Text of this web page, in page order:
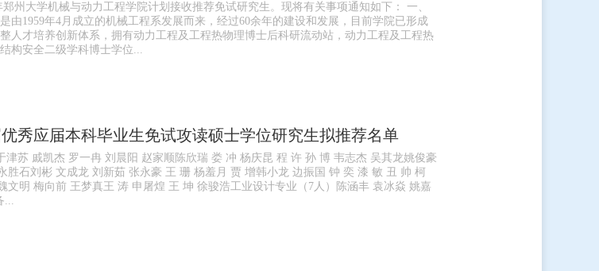
州大学机械与动力工程学院计划接收推荐免试研究生。现将有关事项通知如下： 一、
由1959年4月成立的机械工程系发展而来，经过60余年的建设和发展，目前学院已形成
人才培养创新体系，拥有动力工程及工程热物理博士后科研流动站，动力工程及工程热
构安全二级学科博士学位...
秀应届本科毕业生免试攻读硕士学位研究生拟推荐名单
津苏 戚凯杰 罗一冉 刘晨阳 赵家顺陈欣瑞 娄 冲 杨庆昆 程 许 孙 博 韦志杰 吴其龙姚俊豪
胜石刘彬 文成龙 刘新茹 张永豪 王 珊 杨羞月 贾 增韩小龙 边振国 钟 奕 漆 敏 丑 帅 柯
文明 梅向前 王梦真王 涛 申屠煌 王 坤 徐骏浩工业设计专业（7人）陈涵丰 袁冰焱 姚嘉
...